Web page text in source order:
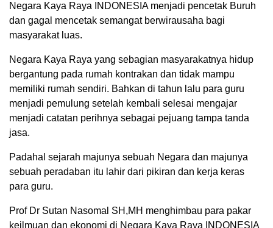
Negara Kaya Raya INDONESIA menjadi pencetak Buruh
dan gagal mencetak semangat berwirausaha bagi
masyarakat luas.
Negara Kaya Raya yang sebagian masyarakatnya hidup
bergantung pada rumah kontrakan dan tidak mampu
memiliki rumah sendiri. Bahkan di tahun lalu para guru
menjadi pemulung setelah kembali selesai mengajar
menjadi catatan perihnya sebagai pejuang tampa tanda
jasa.
Padahal sejarah majunya sebuah Negara dan majunya
sebuah peradaban itu lahir dari pikiran dan kerja keras
para guru.
Prof Dr Sutan Nasomal SH,MH menghimbau para pakar
keilmuan dan ekonomi di Negara Kaya Raya INDONESIA